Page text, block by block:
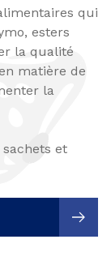
qui
esters
la qualité
matière de
la
et